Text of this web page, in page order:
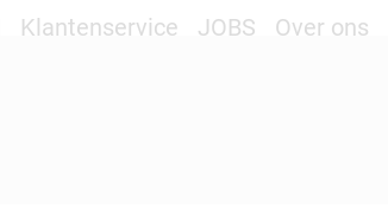
Klantenservice JOBS Over ons